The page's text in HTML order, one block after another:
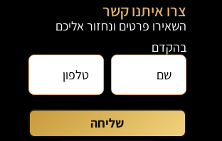
צרו איתנו קשר
השאירו פרטים ונחזור אליכם
בהקדם
שליחה